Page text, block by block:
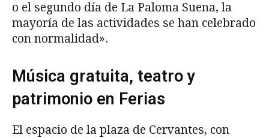
o el segundo día de La Paloma Suena, la
mayoría de las actividades se han celebrado
con normalidad».
Música gratuita, teatro y
patrimonio en Ferias
El espacio de la plaza de Cervantes, con